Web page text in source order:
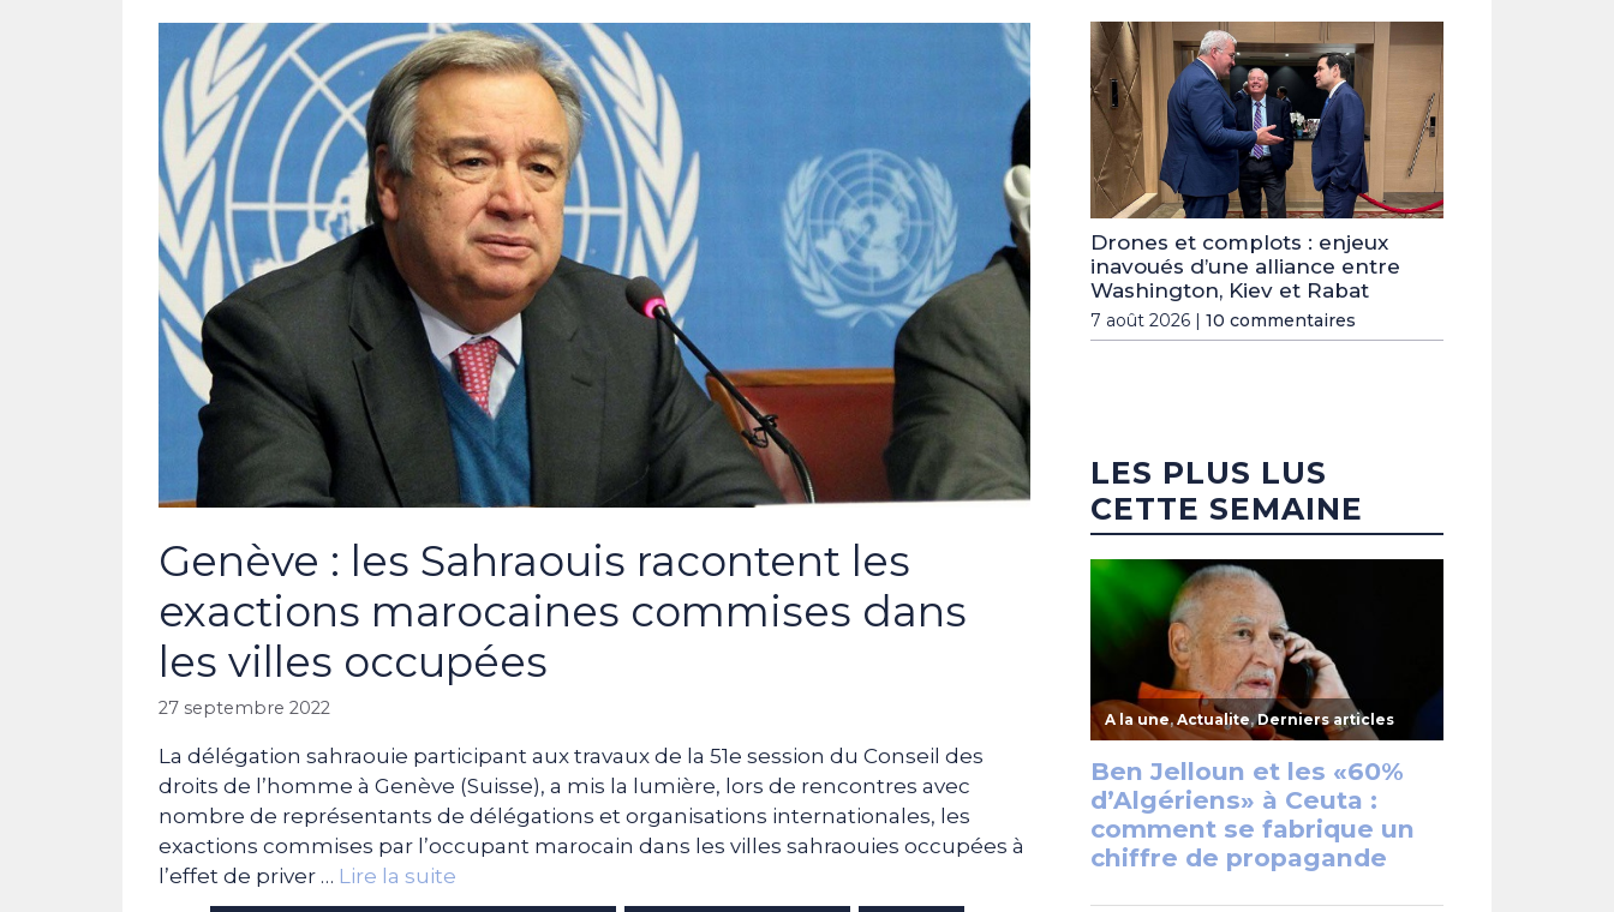
Genève : les Sahraouis racontent les
exactions marocaines commises dans
les villes occupées
27 septembre 2022
La délégation sahraouie participant aux travaux de la 51e session du Conseil des
droits de l’homme à Genève (Suisse), a mis la lumière, lors de rencontres avec
nombre de représentants de délégations et organisations internationales, les
exactions commises par l’occupant marocain dans les villes sahraouies occupées à
l’effet de priver … Lire la suite
Drones et complots : enjeux
inavoués d’une alliance entre
Washington, Kiev et Rabat
7 août 2026 | 10 commentaires
LES PLUS LUS
CETTE SEMAINE